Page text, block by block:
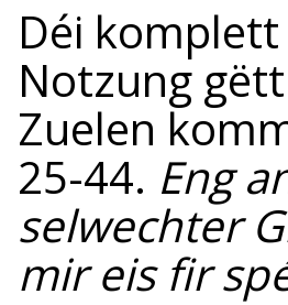
Déi
Notzung
Zuelen
25-44. Eng
selwechter
mir eis fir